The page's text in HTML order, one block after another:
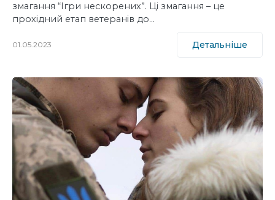
змагання “Ігри нескорених”. Ці змагання – це
прохідний етап ветеранів до…
01.05.2023 Детальніше